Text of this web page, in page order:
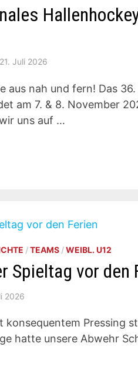
21. Juli 2026
aus nah und fern! Das
am 7. & 8. November
uns auf …
/TEAMS/WEIBL. U12
Spieltag vor den
2026
Pressing
hatte unsere Abwehr